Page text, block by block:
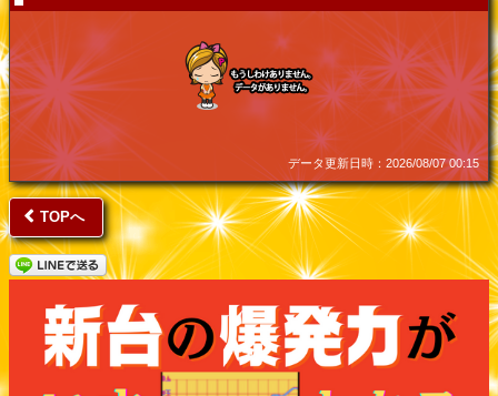
データ更新日時：2026/08/07 00:15
TOPへ